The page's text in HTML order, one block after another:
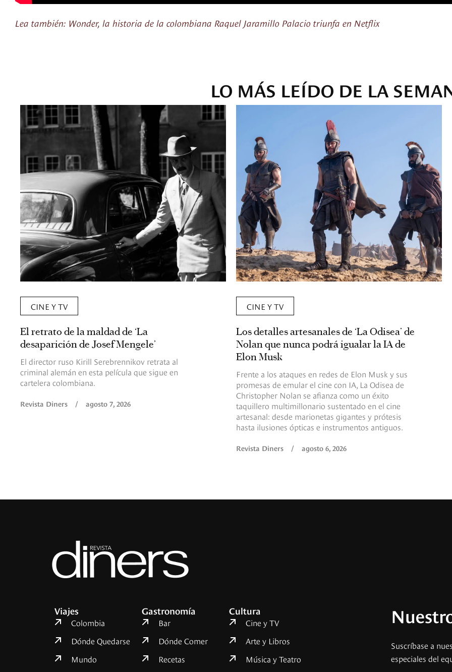
Lea también: Wonder, la historia de la colombiana Raquel Jaramillo Palacio triunfa en Netflix
LO MÁS LEÍDO DE LA
CINE Y TV
El retrato de la maldad de ‘La
desaparición de Josef Mengele’
El director ruso Kirill Serebrennikov retrata al
criminal alemán en esta película que sigue en
cartelera colombiana.
Revista Diners / agosto 7, 2026
CINE Y TV
Los detalles artesanales de ‘La Odisea’ de
Nolan que nunca podrá igualar la IA de
Elon Musk
Frente a los ataques en redes de Elon Musk y sus
promesas de emular el cine con IA, La Odisea de
Christopher Nolan se afianza como un éxito
taquillero multimillonario sustentado en el cine
artesanal: desde marionetas gigantes y prótesis
hasta ilusiones ópticas e instrumentos antiguos.
Revista Diners / agosto 6, 2026
Viajes
Colombia
Dónde Quedarse
Mundo
Gastronomía
Bar
Dónde Comer
Recetas
Cultura
Cine y TV
Arte y Libros
Música y Teatro
Suscríbase a
especiales del